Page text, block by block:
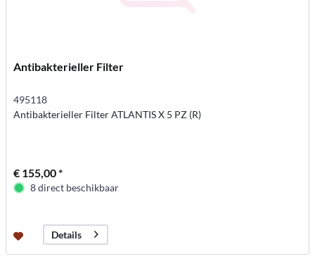
Antibakterieller Filter
495118
Antibakterieller Filter ATLANTIS X 5 PZ (R)
€ 155,00 *
8 direct beschikbaar
Details